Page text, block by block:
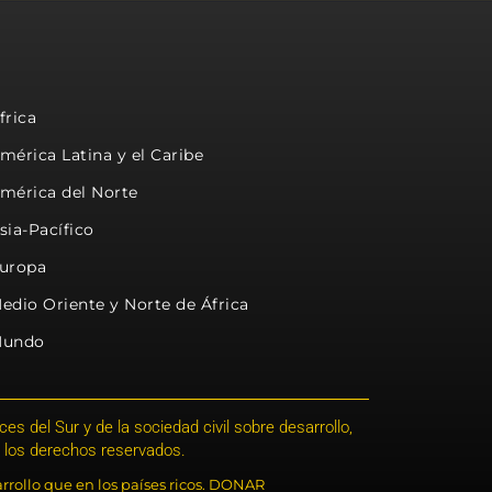
Latina y el Caribe
del Norte
Pacífico
Oriente y Norte de África
del Sur y de la sociedad civil sobre desarrollo,
derechos reservados.
que en los países ricos. DONAR